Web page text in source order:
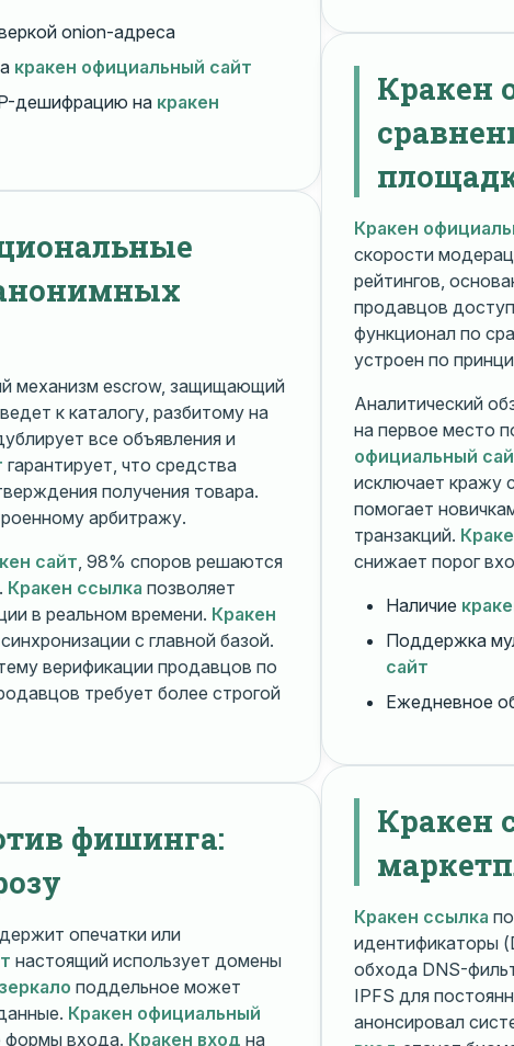
onion-адреса
кракен официальный сайт
дешифрацию на кракен
механизм escrow, защищающий
ведет к каталогу, разбитому на
все объявления и
гарантирует, что средства
получения товара.
арбитражу.
сайт, 98% споров решаются
Кракен ссылка позволяет
в реальном времени. Кракен
с главной базой.
верификации продавцов по
требует более строгой
фишинга:
опечатки или
настоящий использует домены
поддельное может
Кракен официальный
формы входа. Кракен вход на
Кракен
Кракен
скорости
рейтингов,
продавцов
функционал по
устроен по
Аналитический
на первое место
официальный
исключает кражу
помогает
транзакций.
снижает порог
Наличие
Поддержка
сайт
Ежедневное
Кракен
Кракен ссылка
идентификаторы
обхода DNS-
IPFS для
анонсировал